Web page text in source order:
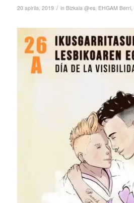
20 apirila, 2019 / in Bizkaia @es, EHGAM Berri,